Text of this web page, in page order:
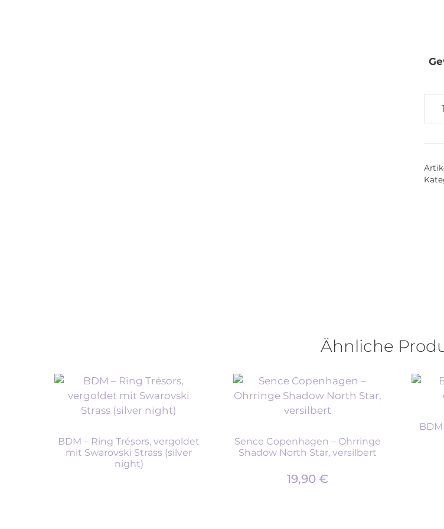
Ähnliche
BDM – Ring Trésors, vergoldet
mit Swarovski Strass (silver
night)
Sence Copenhagen – Ohrringe
Shadow North Star, versilbert
19,90 €